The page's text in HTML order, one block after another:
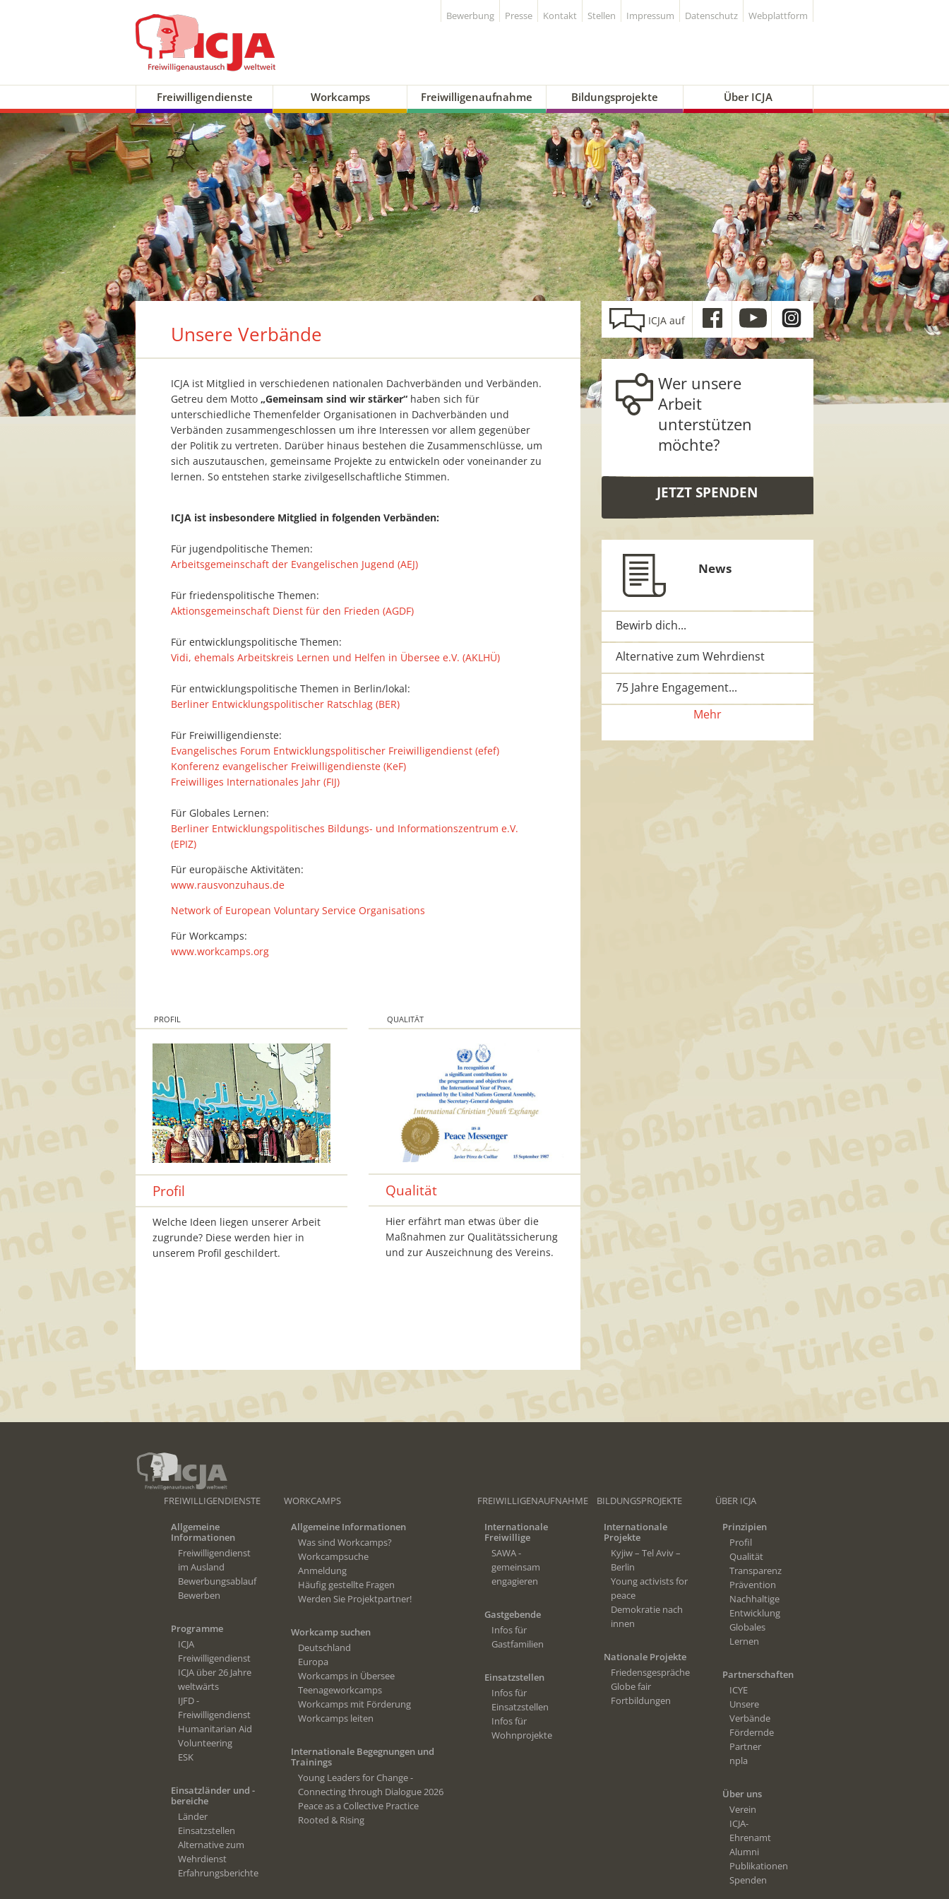
Bewerbung Presse Kontakt Stellen Impressum Datenschutz Webplattform
Freiwilligendienste Workcamps Freiwilligenaufnahme Bildungsprojekte Über ICJA
Unsere Verbände
ICJA ist Mitglied in verschiedenen nationalen Dachverbänden und Verbänden.
Getreu dem Motto „Gemeinsam sind wir stärker“ haben sich für
unterschiedliche Themenfelder Organisationen in Dachverbänden und
Verbänden zusammengeschlossen um ihre Interessen vor allem gegenüber
der Politik zu vertreten. Darüber hinaus bestehen die Zusammenschlüsse, um
sich auszutauschen, gemeinsame Projekte zu entwickeln oder voneinander zu
lernen. So entstehen starke zivilgesellschaftliche Stimmen.
ICJA ist insbesondere Mitglied in folgenden Verbänden:
Für jugendpolitische Themen:
Arbeitsgemeinschaft der Evangelischen Jugend (AEJ)
Für friedenspolitische Themen:
Aktionsgemeinschaft Dienst für den Frieden (AGDF)
Für entwicklungspolitische Themen:
Vidi, ehemals Arbeitskreis Lernen und Helfen in Übersee e.V. (AKLHÜ)
Für entwicklungspolitische Themen in Berlin/lokal:
Berliner Entwicklungspolitischer Ratschlag (BER)
Für Freiwilligendienste:
Evangelisches Forum Entwicklungspolitischer Freiwilligendienst (efef)
Konferenz evangelischer Freiwilligendienste (KeF)
Freiwilliges Internationales Jahr (FIJ)
Für Globales Lernen:
Berliner Entwicklungspolitisches Bildungs- und Informationszentrum e.V.
(EPIZ)
Für europäische Aktivitäten:
www.rausvonzuhaus.de
Network of European Voluntary Service Organisations
Für Workcamps:
www.workcamps.org
PROFIL
Profil
Welche Ideen liegen unserer Arbeit
zugrunde? Diese werden hier in
unserem Profil geschildert.
QUALITÄT
Qualität
Hier erfährt man etwas über die
Maßnahmen zur Qualitätssicherung
und zur Auszeichnung des Vereins.
ICJA auf
Wer unsere
Arbeit
unterstützen
möchte?
JETZT SPENDEN
News
Bewirb dich...
Alternative zum Wehrdienst
75 Jahre Engagement...
Mehr
FREIWILLIGENDIENSTE
Allgemeine
Informationen
Freiwilligendienst
im Ausland
Bewerbungsablauf
Bewerben
Programme
ICJA
Freiwilligendienst
ICJA über 26 Jahre
weltwärts
IJFD -
Freiwilligendienst
Humanitarian Aid
Volunteering
ESK
Einsatzländer und -
bereiche
Länder
Einsatzstellen
Alternative zum
Wehrdienst
Erfahrungsberichte
WORKCAMPS
Allgemeine Informationen
Was sind Workcamps?
Workcampsuche
Anmeldung
Häufig gestellte Fragen
Werden Sie Projektpartner!
Workcamp suchen
Deutschland
Europa
Workcamps in Übersee
Teenageworkcamps
Workcamps mit Förderung
Workcamps leiten
Internationale Begegnungen und
Trainings
Young Leaders for Change -
Connecting through Dialogue 2026
Peace as a Collective Practice
Rooted & Rising
FREIWILLIGENAUFNAHME
Internationale
Freiwillige
SAWA -
gemeinsam
engagieren
Gastgebende
Infos für
Gastfamilien
Einsatzstellen
Infos für
Einsatzstellen
Infos für
Wohnprojekte
BILDUNGSPROJEKTE
Internationale
Projekte
Kyjiw – Tel Aviv –
Berlin
Young activists for
peace
Demokratie nach
innen
Nationale Projekte
Friedensgespräche
Globe fair
Fortbildungen
ÜBER ICJA
Prinzipien
Profil
Qualität
Transparenz
Prävention
Nachhaltige
Entwicklung
Globales
Lernen
Partnerschaften
ICYE
Unsere
Verbände
Fördernde
Partner
npla
Über uns
Verein
ICJA-
Ehrenamt
Alumni
Publikationen
Spenden